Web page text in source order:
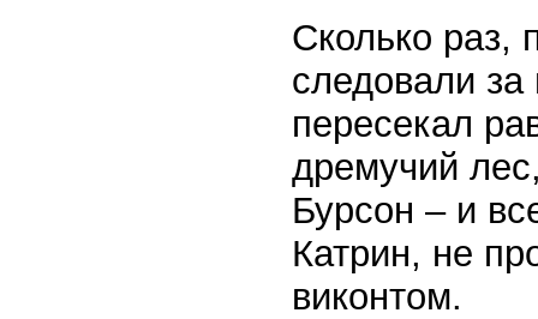
Сколько раз,
следовали
пересекал
дремучий
Бурсон – и
Катрин, не
виконтом.